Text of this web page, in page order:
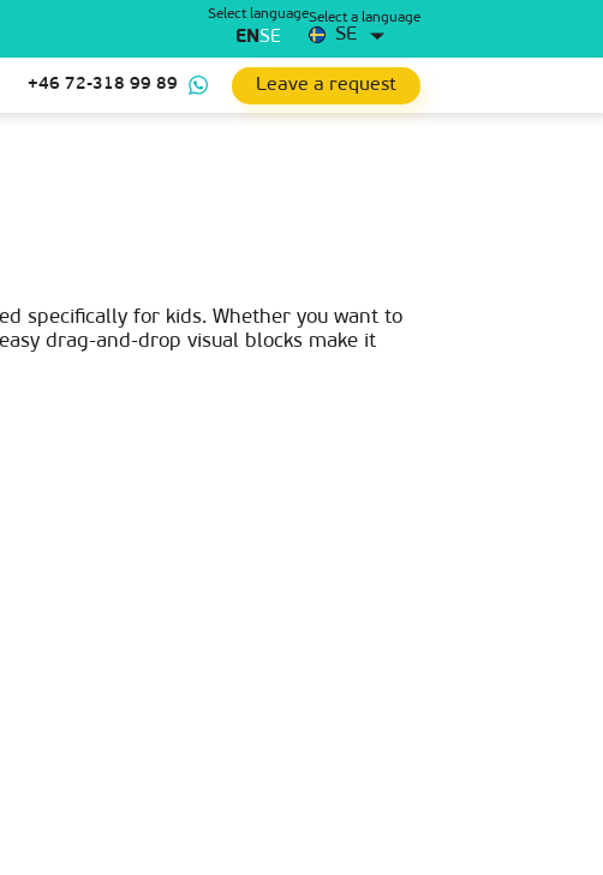
Select language
ENSE
Select a language
SE
+46 72-318 99 89 Leave a request
specifically for kids. Whether you want to
drag-and-drop visual blocks make it